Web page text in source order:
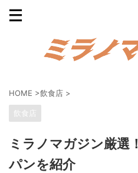
HOME >飲食店 >
飲食店
ミラノマガジン厳選
パンを紹介